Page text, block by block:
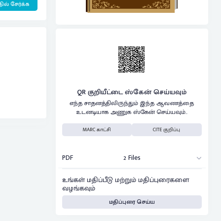
சேர்க்க
QR குறியீட்டை ஸ்கேன் செய்யவும்
எந்த சாதனத்திலிருந்தும் இந்த ஆவணத்தை
உடனடியாக அணுக ஸ்கேன் செய்யவும்..
MARC காட்சி CITE குறிப்பு
PDF 2 Files
உங்கள் மதிப்பீடு மற்றும் மதிப்புரைகளை
வழங்கவும்
மதிப்புரை செய்ய